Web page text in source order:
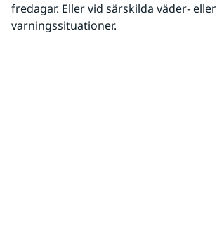
fredagar. Eller vid särskilda väder- eller
varningssituationer.